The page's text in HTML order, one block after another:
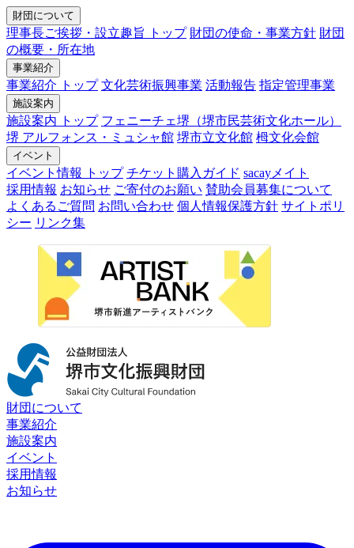
財団について
理事長ご挨拶・設立趣旨 トップ 財団の使命・事業方針 財団
の概要・所在地
事業紹介
事業紹介 トップ 文化芸術振興事業 活動報告 指定管理事業
施設案内
施設案内 トップ フェニーチェ堺（堺市民芸術文化ホール）
堺 アルフォンス・ミュシャ館 堺市立文化館 栂文化会館
イベント
イベント情報 トップ チケット購入ガイド sacayメイト
採用情報 お知らせ ご寄付のお願い 賛助会員募集について
よくあるご質問 お問い合わせ 個人情報保護方針 サイトポリ
シー リンク集
財団について
事業紹介
施設案内
イベント
採用情報
お知らせ